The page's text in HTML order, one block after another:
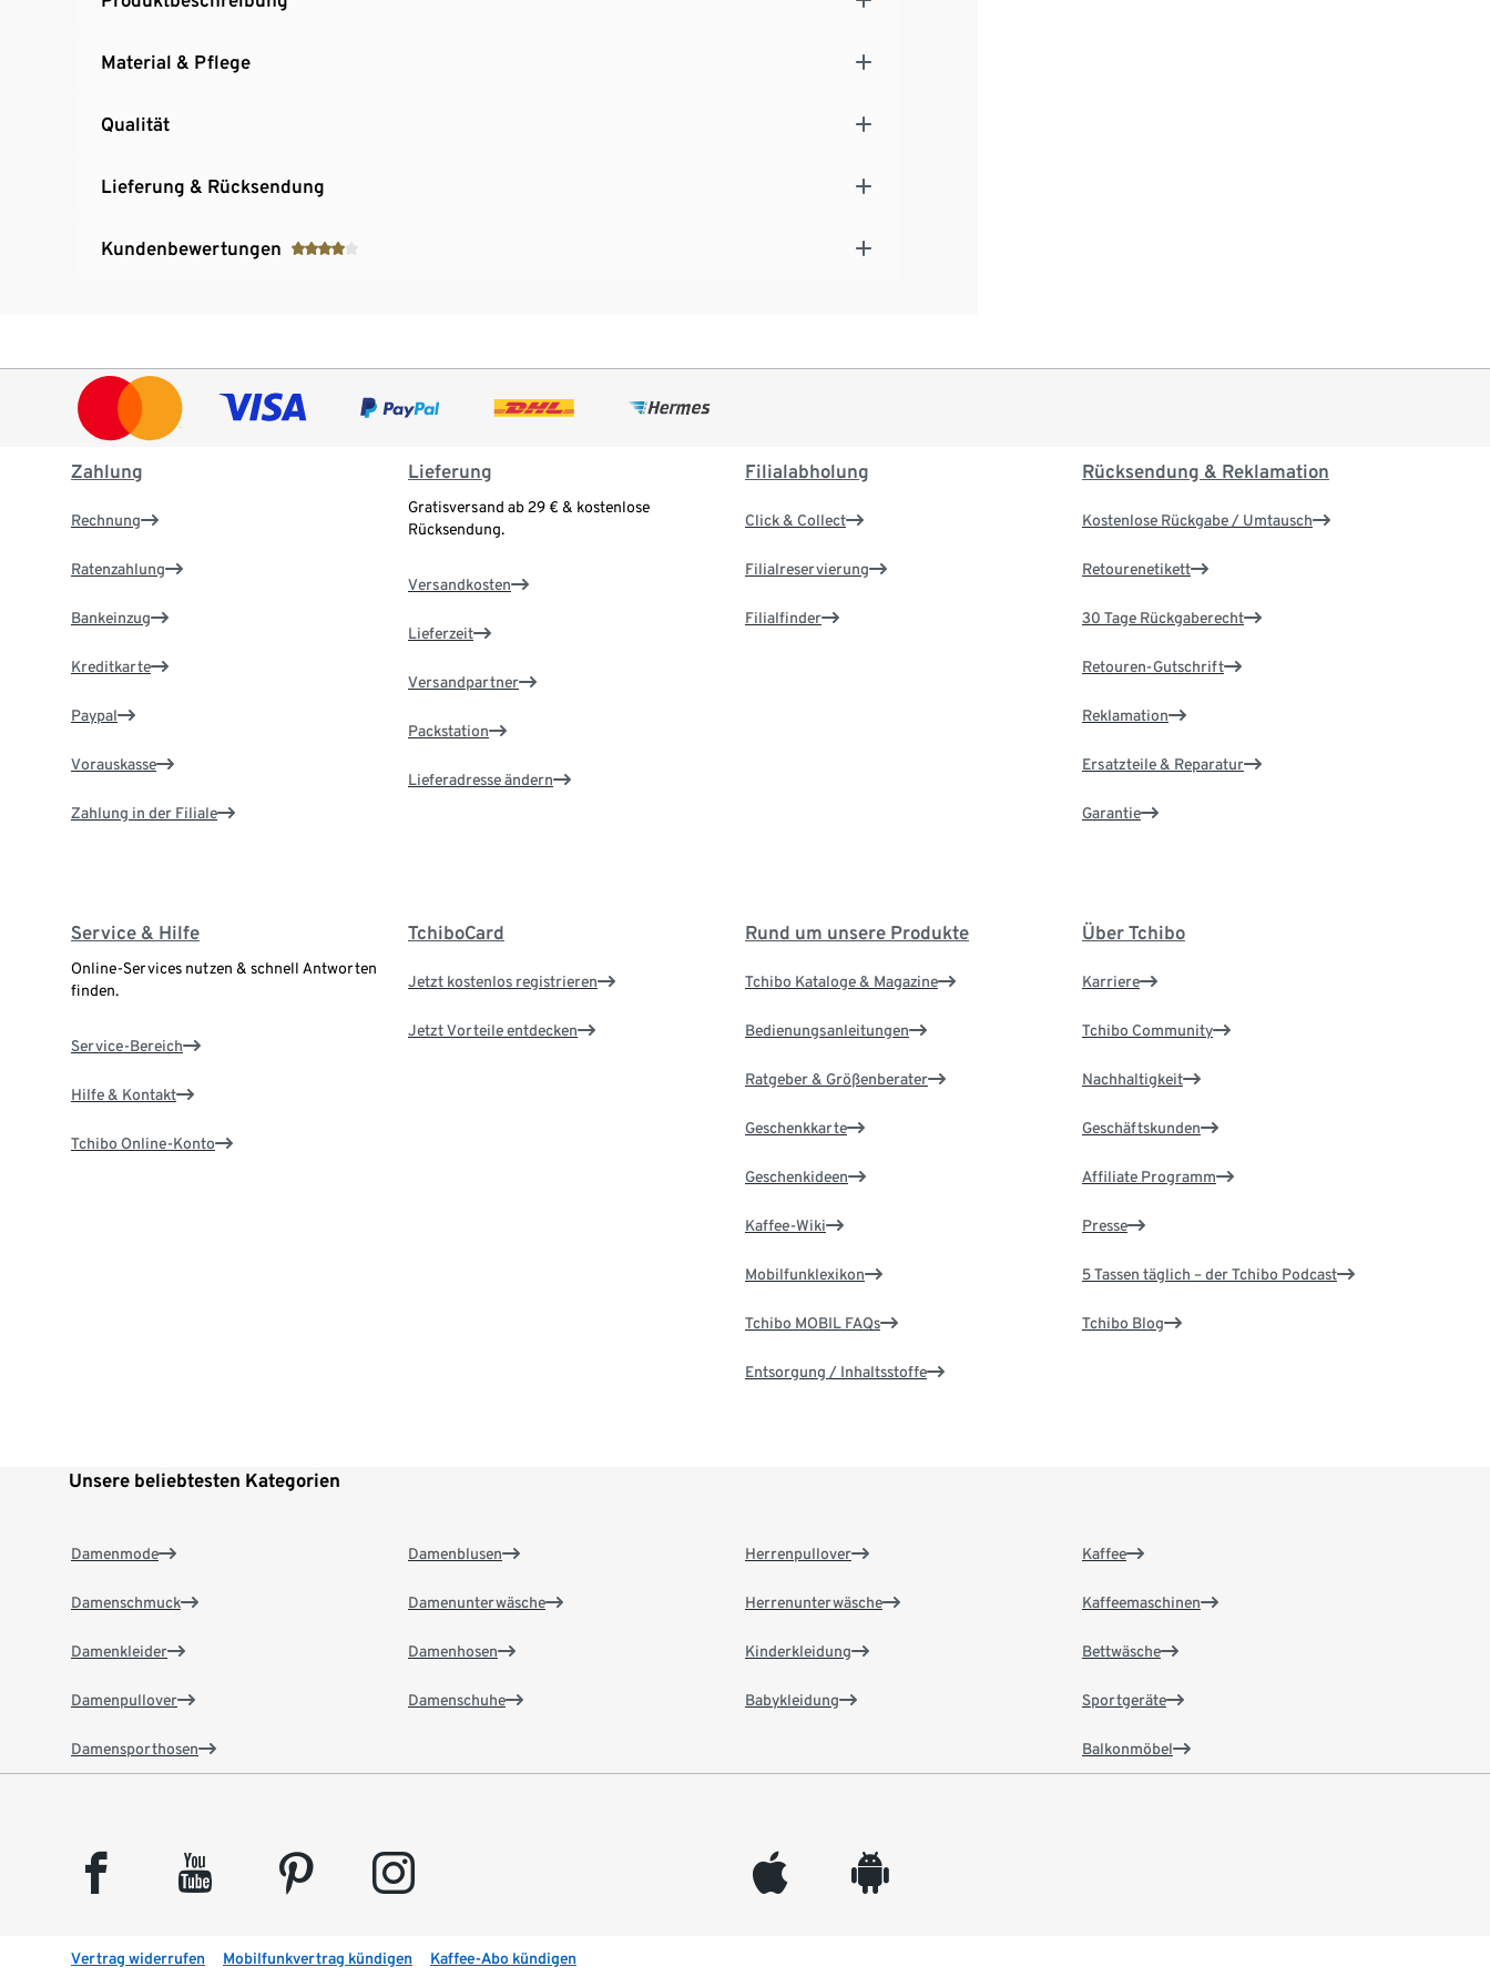
Material & Pflege
Qualität
Lieferung & Rücksendung
Kundenbewertungen
Zahlung
Rechnung
Ratenzahlung
Bankeinzug
Kreditkarte
Paypal
Vorauskasse
Zahlung in der Filiale
Lieferung
Gratisversand ab 29 € & kostenlose
Rücksendung.
Versandkosten
Lieferzeit
Versandpartner
Packstation
Lieferadresse ändern
Filialabholung
Click & Collect
Filialreservierung
Filialfinder
Rücksendung & Reklamation
Kostenlose Rückgabe / Umtausch
Retourenetikett
30 Tage Rückgaberecht
Retouren-Gutschrift
Reklamation
Ersatzteile & Reparatur
Garantie
Service & Hilfe
Online-Services nutzen & schnell Antworten
finden.
Service-Bereich
Hilfe & Kontakt
Tchibo Online-Konto
TchiboCard
Jetzt kostenlos registrieren
Jetzt Vorteile entdecken
Rund um unsere Produkte
Tchibo Kataloge & Magazine
Bedienungsanleitungen
Ratgeber & Größenberater
Geschenkkarte
Geschenkideen
Kaffee-Wiki
Mobilfunklexikon
Tchibo MOBIL FAQs
Entsorgung / Inhaltsstoffe
Über Tchibo
Karriere
Tchibo Community
Nachhaltigkeit
Geschäftskunden
Affiliate Programm
Presse
5 Tassen täglich – der Tchibo Podcast
Tchibo Blog
Unsere beliebtesten Kategorien
Damenmode
Damenschmuck
Damenkleider
Damenpullover
Damensporthosen
Damenblusen
Damenunterwäsche
Damenhosen
Damenschuhe
Herrenpullover
Herrenunterwäsche
Kinderkleidung
Babykleidung
Kaffee
Kaffeemaschinen
Bettwäsche
Sportgeräte
Balkonmöbel
facebook youtube pinterest instagram appleinc android
Vertrag widerrufen Mobilfunkvertrag kündigen Kaffee-Abo kündigen